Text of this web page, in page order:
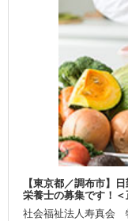
【東京都／調布市】
栄養士の募集です！＜
社会福祉法人寿真会